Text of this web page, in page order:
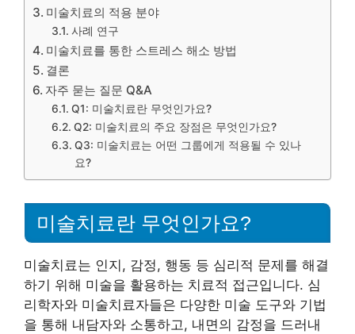
미술치료의 적용 분야
사례 연구
미술치료를 통한 스트레스 해소 방법
결론
자주 묻는 질문 Q&A
Q1: 미술치료란 무엇인가요?
Q2: 미술치료의 주요 장점은 무엇인가요?
Q3: 미술치료는 어떤 그룹에게 적용될 수 있나
요?
미술치료란 무엇인가요?
미술치료는 인지, 감정, 행동 등 심리적 문제를 해결
하기 위해 미술을 활용하는 치료적 접근입니다. 심
리학자와 미술치료자들은 다양한 미술 도구와 기법
을 통해 내담자와 소통하고, 내면의 감정을 드러내